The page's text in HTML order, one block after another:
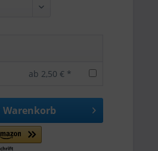
ab 2,50 € *
Warenkorb